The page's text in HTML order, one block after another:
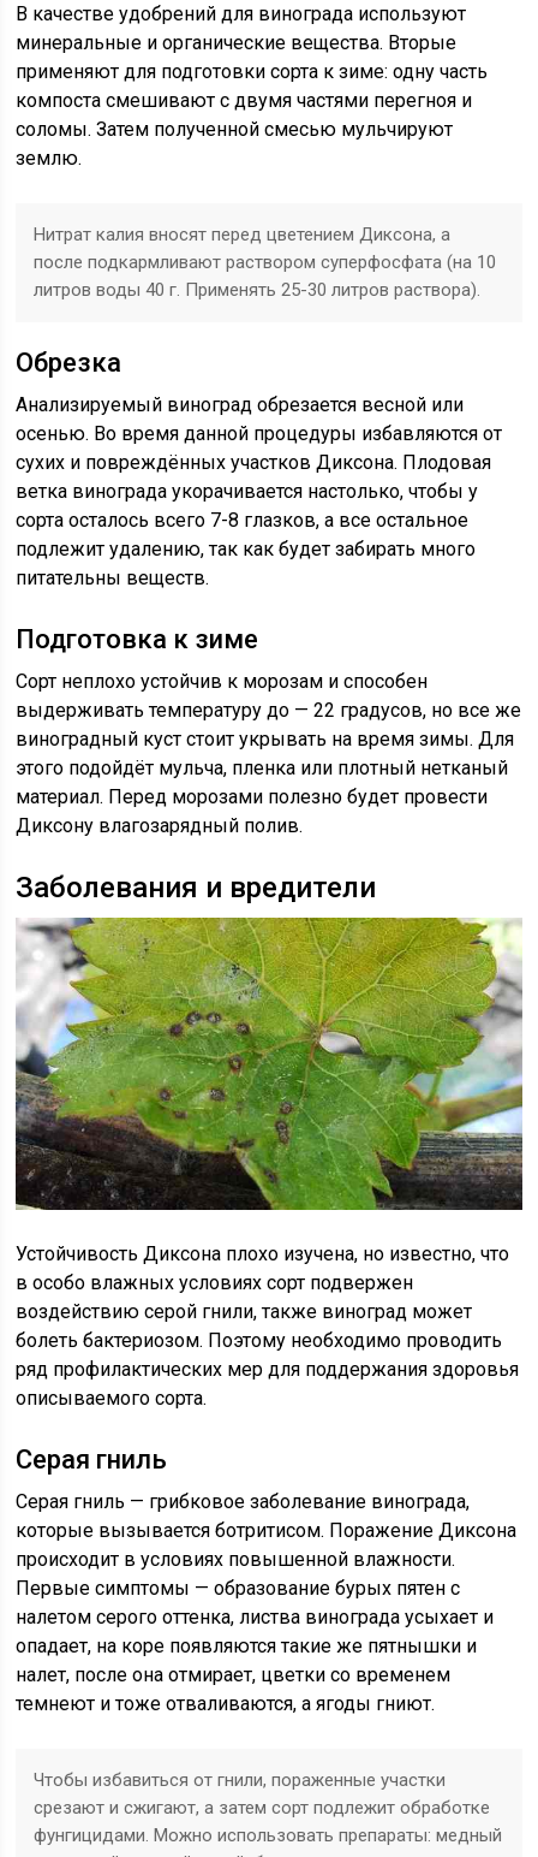
В качестве удобрений для винограда используют
минеральные и органические вещества. Вторые
применяют для подготовки сорта к зиме: одну часть
компоста смешивают с двумя частями перегноя и
соломы. Затем полученной смесью мульчируют
землю.
Нитрат калия вносят перед цветением Диксона, а
после подкармливают раствором суперфосфата (на 10
литров воды 40 г. Применять 25-30 литров раствора).
Обрезка
Анализируемый виноград обрезается весной или
осенью. Во время данной процедуры избавляются от
сухих и повреждённых участков Диксона. Плодовая
ветка винограда укорачивается настолько, чтобы у
сорта осталось всего 7-8 глазков, а все остальное
подлежит удалению, так как будет забирать много
питательны веществ.
Подготовка к зиме
Сорт неплохо устойчив к морозам и способен
выдерживать температуру до — 22 градусов, но все же
виноградный куст стоит укрывать на время зимы. Для
этого подойдёт мульча, пленка или плотный нетканый
материал. Перед морозами полезно будет провести
Диксону влагозарядный полив.
Заболевания и вредители
Устойчивость Диксона плохо изучена, но известно, что
в особо влажных условиях сорт подвержен
воздействию серой гнили, также виноград может
болеть бактериозом. Поэтому необходимо проводить
ряд профилактических мер для поддержания здоровья
описываемого сорта.
Серая гниль
Серая гниль — грибковое заболевание винограда,
которые вызывается ботритисом. Поражение Диксона
происходит в условиях повышенной влажности.
Первые симптомы — образование бурых пятен с
налетом серого оттенка, листва винограда усыхает и
опадает, на коре появляются такие же пятнышки и
налет, после она отмирает, цветки со временем
темнеют и тоже отваливаются, а ягоды гниют.
Чтобы избавиться от гнили, пораженные участки
срезают и сжигают, а затем сорт подлежит обработке
фунгицидами. Можно использовать препараты: медный